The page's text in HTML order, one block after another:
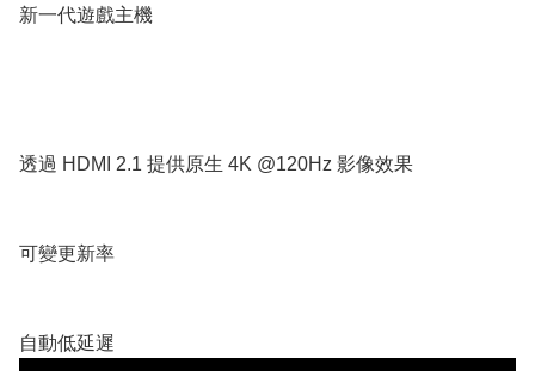
新一代遊戲主機
透過 HDMI 2.1 提供原生 4K @120Hz 影像效果
可變更新率
自動低延遲